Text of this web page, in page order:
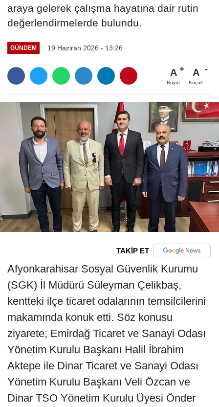
araya gelerek çalışma hayatına dair rutin
değerlendirmelerde bulundu.
GÜNDEM 19 Haziran 2026 - 13:26
A
Büyüt
A
Küçült
TAKİP ET
Afyonkarahisar Sosyal Güvenlik Kurumu
(SGK) İl Müdürü Süleyman Çelikbaş,
kentteki ilçe ticaret odalarının temsilcilerini
makamında konuk etti. Söz konusu
ziyarete; Emirdağ Ticaret ve Sanayi Odası
Yönetim Kurulu Başkanı Halil İbrahim
Aktepe ile Dinar Ticaret ve Sanayi Odası
Yönetim Kurulu Başkanı Veli Özcan ve
Dinar TSO Yönetim Kurulu Üyesi Önder